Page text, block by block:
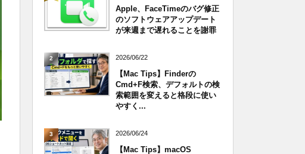
Apple、FaceTimeのバグ修正
のソフトウェアアップデート
が来週まで遅れることを謝罪
2 2026/06/22
【Mac Tips】Finderの
Cmd+F検索、デフォルトの検
索範囲を変えると格段に使い
やすく...
3 2026/06/24
【Mac Tips】macOS